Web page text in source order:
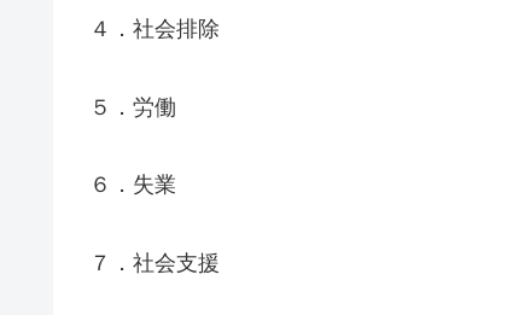
４．社会排除
５．労働
６．失業
７．社会支援